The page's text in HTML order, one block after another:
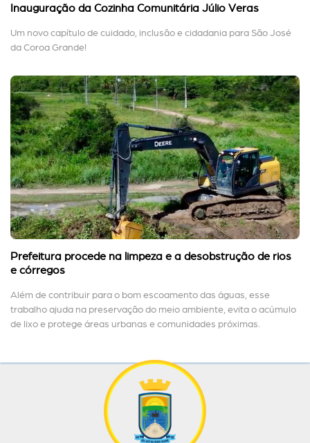
Inauguração da Cozinha Comunitária Júlio Veras
Um novo capítulo de cuidado, inclusão e cidadania para São José
da Coroa Grande!
Prefeitura procede na limpeza e a desobstrução de rios
e córregos
Além de contribuir para o bom escoamento das águas, esse
trabalho ajuda na preservação do meio ambiente, evita o acúmulo
de lixo e protege áreas urbanas e comunidades próximas.